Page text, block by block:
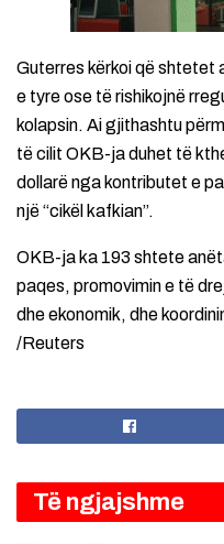
Guterres kërkoi që
e tyre ose të rishikojnë
kolapsin. Ai gjithashtu
të cilit OKB-ja duhet të
dollarë nga kontributet e
një “cikël kafkian”.
OKB-ja ka 193 shtete
paqes, promovimin e të
dhe ekonomik, dhe
/Reuters
Të ngjajshme